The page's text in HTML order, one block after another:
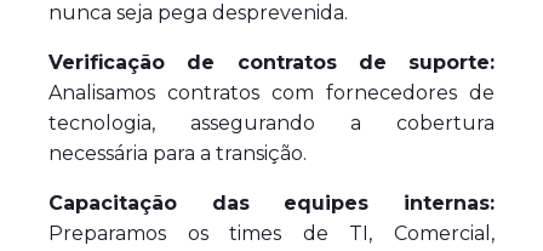
nunca seja pega desprevenida.
Verificação de contratos de suporte:
Analisamos contratos com fornecedores de
tecnologia, assegurando a cobertura
necessária para a transição.
Capacitação das equipes internas:
Preparamos os times de TI, Comercial,